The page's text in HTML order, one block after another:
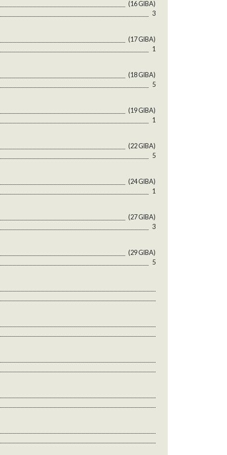
(16 GlBA)
3
(17 GlBA)
1
(18 GlBA)
5
(19 GlBA)
1
(22 GlBA)
5
(24 GlBA)
1
(27 GlBA)
3
(29 GlBA)
5